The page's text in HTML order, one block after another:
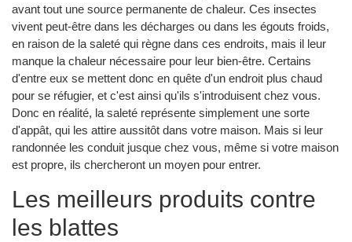
avant tout une source permanente de chaleur. Ces insectes
vivent peut-être dans les décharges ou dans les égouts froids,
en raison de la saleté qui règne dans ces endroits, mais il leur
manque la chaleur nécessaire pour leur bien-être. Certains
d'entre eux se mettent donc en quête d'un endroit plus chaud
pour se réfugier, et c'est ainsi qu'ils s'introduisent chez vous.
Donc en réalité, la saleté représente simplement une sorte
d'appât, qui les attire aussitôt dans votre maison. Mais si leur
randonnée les conduit jusque chez vous, même si votre maison
est propre, ils chercheront un moyen pour entrer.
Les meilleurs produits contre
les blattes